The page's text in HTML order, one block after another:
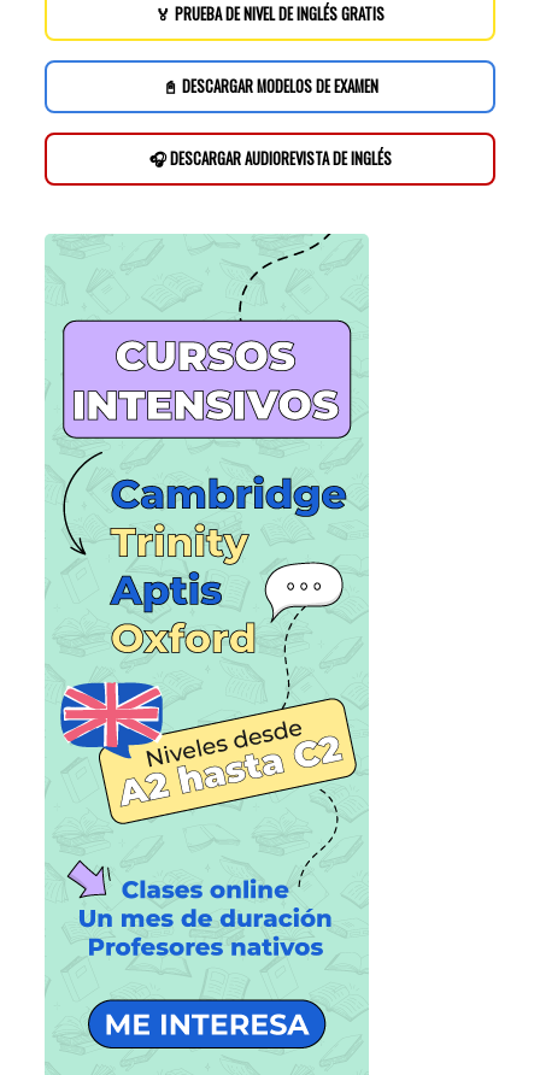
🏅 PRUEBA DE NIVEL DE INGLÉS GRATIS
📓 DESCARGAR MODELOS DE EXAMEN
🎧 DESCARGAR AUDIOREVISTA DE INGLÉS